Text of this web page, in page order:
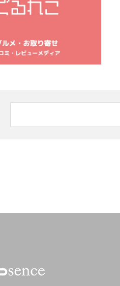
リジナルスマホケースは「紫陽花」